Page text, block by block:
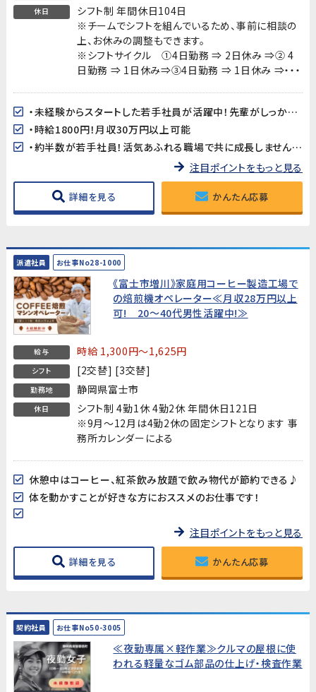
休日
シフト制 年間休日104日
※チームでシフトを組んでいるため、事前に相談の
上、お休みの調整もできます。
※シフトサイクル ①4日勤務 ⇒ 2日休み ⇒② 4
日勤務 ⇒ 1日休み⇒③4日勤務 ⇒ 1日休み ⇒・・・
・未経験からスタートした若手社員が活躍中！先輩がしっかりサポートします。
・時給1800円！月収30万円以上可能
・約半数が若手社員！活気あふれる職場で共に成長しませんか？
注目ポイントをもっと見る
詳細を見る かんたん応募
派遣社員 お仕事No28-1000
《富士市増川》家庭用コーヒー製造工場で
の焙煎機オペレーター≪月収28万円以上
可! 20～40代男性活躍中!≫
給与 時給 1,300円～1,625円
シフト [2交替] [3交替]
勤務地 静岡県富士市
休日
シフト制 4勤1休 4勤2休 年間休日121日
※9月～12月は4勤2休の固定シフトとなります 事
務所カレンダーによる
休憩中はコーヒー、紅茶飲み放題で飲み物代が節約できる♪
体を動かすことが好きな方におススメのお仕事です！
注目ポイントをもっと見る
詳細を見る かんたん応募
契約社員 お仕事No50-3005
≪夜勤専属×軽作業≫クルマの屋根に使
われる軽量なゴム部品の仕上げ・検査作業